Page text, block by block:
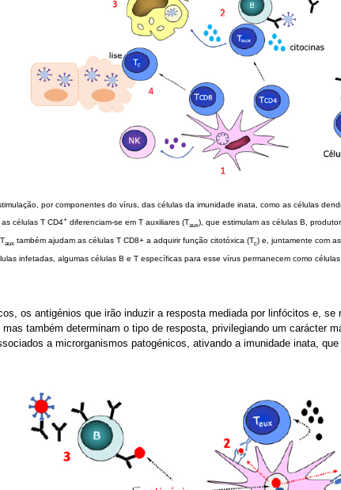
por componentes do vírus, das células da imunidade inata, como as células
células T CD4+diferenciam-se em T auxiliares (Taux), que estimulam as células B,
aux também ajudam as células T CD8+ a adquirir função citotóxica (Tc) e, juntamente com
infetadas, algumas células B e T específicas para esse vírus permanecem como
os antigénios que irão induzir a resposta mediada por linfócitos e,
também determinam o tipo de resposta, privilegiando um carácter
a microrganismos patogénicos, ativando a imunidade inata,